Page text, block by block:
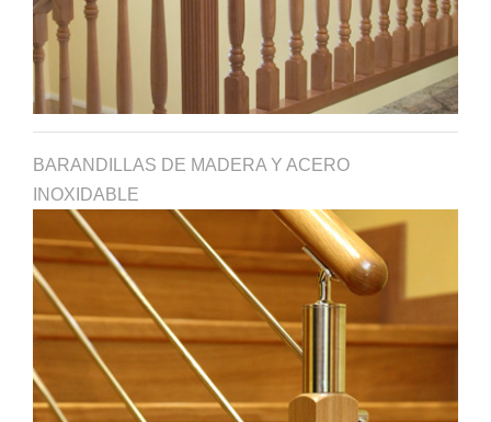
BARANDILLAS DE MADERA Y ACERO
INOXIDABLE